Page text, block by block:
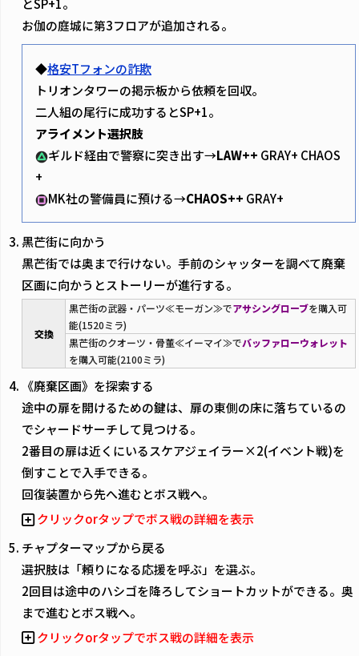
とSP+1。
お伽の庭城に第3フロアが追加される。
◆格安Tフォンの詐欺
トリオンタワーの掲示板から依頼を回収。
二人組の尾行に成功するとSP+1。
アライメント選択肢
ギルド経由で警察に突き出す→LAW++ GRAY+ CHAOS
+
MK社の警備員に預ける→CHAOS++ GRAY+
黒芒街に向かう
黒芒街では奥まで行けない。手前のシャッターを調べて廃棄
区画に向かうとストーリーが進行する。
交換
黒芒街の武器・パーツ≪モーガン≫でアサシングローブを購入可
能(1520ミラ)
黒芒街のクオーツ・骨董≪イーマイ≫でバッファローウォレット
を購入可能(2100ミラ)
《廃棄区画》を探索する
途中の扉を開けるための鍵は、扉の東側の床に落ちているの
でシャードサーチして見つける。
2番目の扉は近くにいるスケアジェイラー×2(イベント戦)を
倒すことで入手できる。
回復装置から先へ進むとボス戦へ。
クリックorタップでボス戦の詳細を表示
チャプターマップから戻る
選択肢は「頼りになる応援を呼ぶ」を選ぶ。
2回目は途中のハシゴを降ろしてショートカットができる。奥
まで進むとボス戦へ。
クリックorタップでボス戦の詳細を表示